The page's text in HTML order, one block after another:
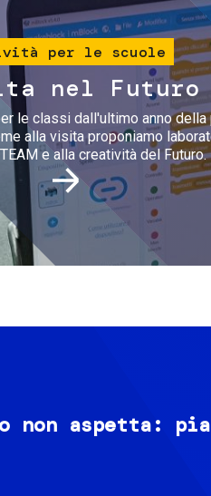
per le scuole
nel Futuro
le classi dall'ultimo anno della
alla visita proponiamo
e alla creatività del Futuro.
non aspetta: